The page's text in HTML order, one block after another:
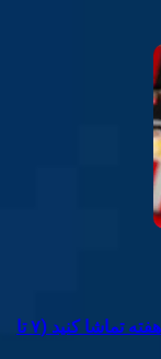
۶ برنامه و فیلم جدید نتفلیکس که باید این آخر هفته تماشا کنید (۷ تا